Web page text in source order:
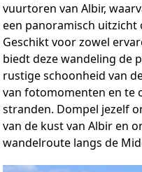
vuurtoren van Albir,
een panoramisch uitzicht
Geschikt voor zowel
biedt deze wandeling de
rustige schoonheid van
van fotomomenten en te
stranden. Dompel jezelf
van de kust van Albir en
wandelroute langs de